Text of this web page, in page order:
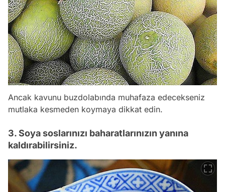
Ancak kavunu buzdolabında muhafaza edecekseniz
mutlaka kesmeden koymaya dikkat edin.
3. Soya soslarınızı baharatlarınızın yanına
kaldırabilirsiniz.